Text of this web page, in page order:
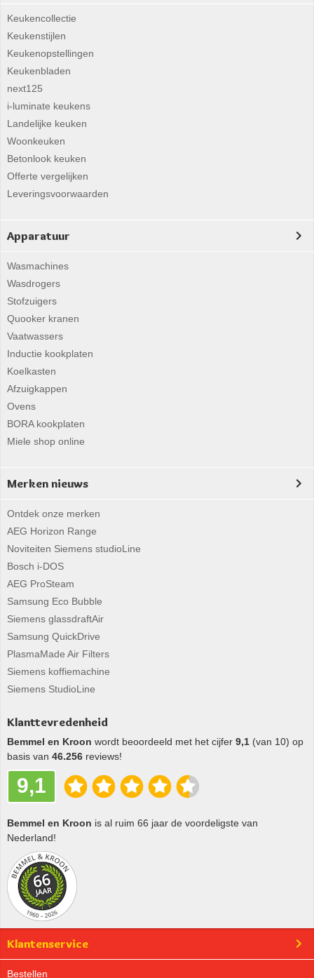
Keukencollectie
Keukenstijlen
Keukenopstellingen
Keukenbladen
next125
i-luminate keukens
Landelijke keuken
Woonkeuken
Betonlook keuken
Offerte vergelijken
Leveringsvoorwaarden
Apparatuur
Wasmachines
Wasdrogers
Stofzuigers
Quooker kranen
Vaatwassers
Inductie kookplaten
Koelkasten
Afzuigkappen
Ovens
BORA kookplaten
Miele shop online
Merken nieuws
Ontdek onze merken
AEG Horizon Range
Noviteiten Siemens studioLine
Bosch i-DOS
AEG ProSteam
Samsung Eco Bubble
Siemens glassdraftAir
Samsung QuickDrive
PlasmaMade Air Filters
Siemens koffiemachine
Siemens StudioLine
Klanttevredenheid
Bemmel en Kroon wordt beoordeeld met het cijfer 9,1 (van 10) op
basis van 46.256 reviews!
9,1
Bemmel en Kroon is al ruim 66 jaar de voordeligste van
Nederland!
Klantenservice
Bestellen